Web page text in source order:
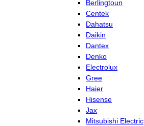
Berlingtoun
Centek
Dahatsu
Daikin
Dantex
Denko
Electrolux
Gree
Haier
Hisense
Jax
Mitsubishi Electric